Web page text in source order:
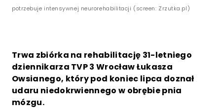
potrzebuje intensywnej neurorehabilitacji (screen: Zrzutka.pl)
Trwa zbiórka na rehabilitację 31-letniego
dziennikarza TVP 3 Wrocław Łukasza
Owsianego, który pod koniec lipca doznał
udaru niedokrwiennego w obrębie pnia
mózgu.